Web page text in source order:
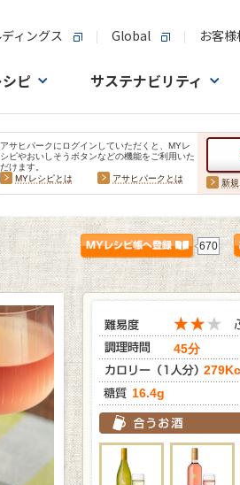
ィングス Global お客
ピ サステナビリティ
アサヒパークにログインしていただくと、MYレ
シピやおいしそうボタンなどの機能をご利用いた
だけます。
MYレシピとは
アサヒパークとは 新
670
45分
16.4g